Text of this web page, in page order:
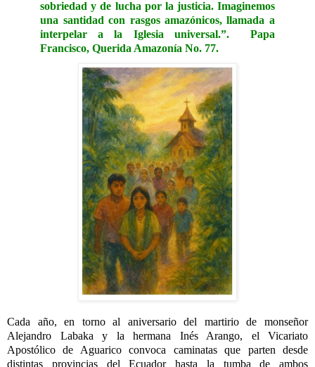
sobriedad y de lucha por la justicia. Imaginemos
una santidad con rasgos amazónicos, llamada a
interpelar a la Iglesia universal.”.
Papa
Francisco, Querida Amazonía No. 77.
Cada año, en torno al aniversario del martirio de monseñor
Alejandro Labaka y la hermana Inés Arango, el Vicariato
Apostólico de Aguarico convoca caminatas que parten desde
distintas provincias del Ecuador hasta la tumba de ambos